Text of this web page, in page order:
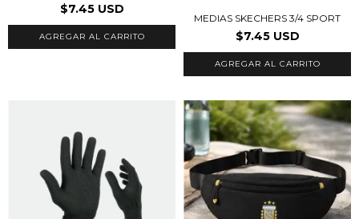
$7.45 USD
AGREGAR AL CARRITO
MEDIAS SKECHERS 3/4 SPORT
$7.45 USD
AGREGAR AL CARRITO